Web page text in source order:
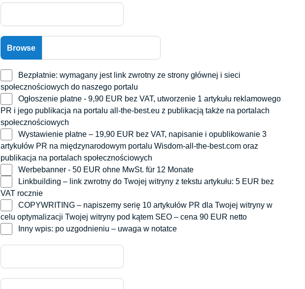
społecznościowych do naszego portalu
PR i jego publikacja na portalu all-the-best.eu z publikacją także na portalach
społecznościowych
artykułów PR na międzynarodowym portalu Wisdom-all-the-best.com oraz
publikacja na portalach społecznościowych
Werbebanner - 50 EUR ohne MwSt. für 12 Monate
VAT rocznie
celu optymalizacji Twojej witryny pod kątem SEO – cena 90 EUR netto
Inny wpis: po uzgodnieniu – uwaga w notatce